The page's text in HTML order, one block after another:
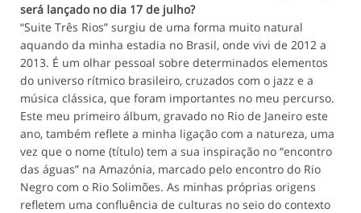
será lançado no dia 17 de julho?
“Suite Três Rios” surgiu de uma forma muito natural
aquando da minha estadia no Brasil, onde vivi de 2012 a
2013. É um olhar pessoal sobre determinados elementos
do universo rítmico brasileiro, cruzados com o jazz e a
música clássica, que foram importantes no meu percurso.
Este meu primeiro álbum, gravado no Rio de Janeiro este
ano, também reflete a minha ligação com a natureza, uma
vez que o nome (título) tem a sua inspiração no “encontro
das águas” na Amazónia, marcado pelo encontro do Rio
Negro com o Rio Solimões. As minhas próprias origens
refletem uma confluência de culturas no seio do contexto